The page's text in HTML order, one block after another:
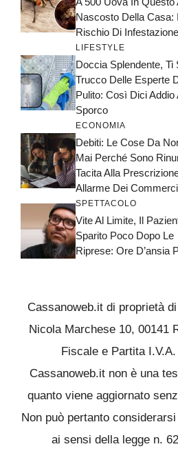
Nascosto Della Casa:
Rischio Di
LIFESTYLE
Doccia Splendente, Ti
Trucco Delle Esperte
Pulito: Così Dici Addio
Sporco
ECONOMIA
Debiti: Le Cose Da
Mai Perché Sono
Tacita Alla
Allarme Dei
SPETTACOLO
Vite Al Limite, Il
Sparito Poco Dopo Le
Riprese: Ore D’ansia
Cassanoweb.it di proprietà
Nicola Marchese 10, 00141
Fiscale e Partita
Cassanoweb.it non è una
quanto viene aggiornato
Non può pertanto
ai sensi della legge n.